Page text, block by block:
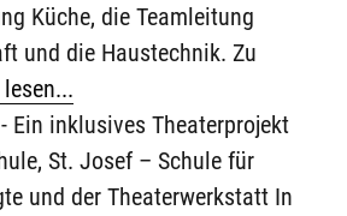
Küche, die Teamleitung
und die Haustechnik. Zu
- Ein inklusives Theaterprojekt
St. Josef – Schule für
und der Theaterwerkstatt In